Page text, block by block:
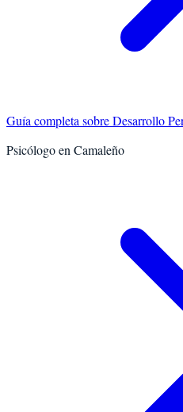
Guía completa sobreDesarrollo
Psicólogo en Camaleño